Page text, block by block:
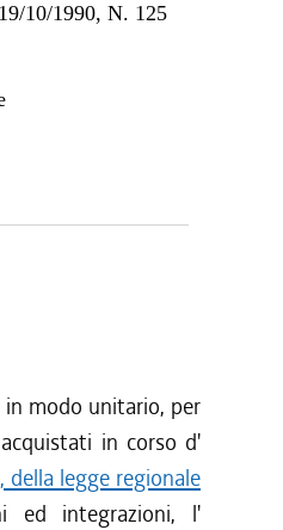
10/1990, N. 125
modo unitario, per
in corso d'
legge regionale
ed integrazioni, l'